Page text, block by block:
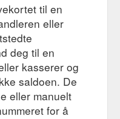
til en
eller
deg til en
kasserer og
saldoen. De
eller manuelt
for å